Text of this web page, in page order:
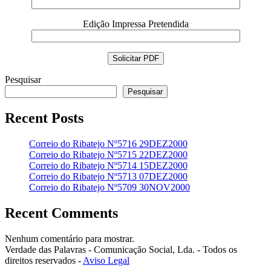
Edição Impressa Pretendida
Pesquisar
Pesquisar
Recent Posts
Correio do Ribatejo Nº5716 29DEZ2000
Correio do Ribatejo Nº5715 22DEZ2000
Correio do Ribatejo Nº5714 15DEZ2000
Correio do Ribatejo Nº5713 07DEZ2000
Correio do Ribatejo Nº5709 30NOV2000
Recent Comments
Nenhum comentário para mostrar.
Verdade das Palavras - Comunicação Social, Lda. - Todos os
direitos reservados - Aviso Legal